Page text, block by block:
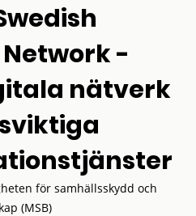
-
nätverk
för samhällsskydd och
(MSB)